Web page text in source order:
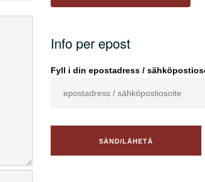
Info per epost
Fyll i din epostadress /